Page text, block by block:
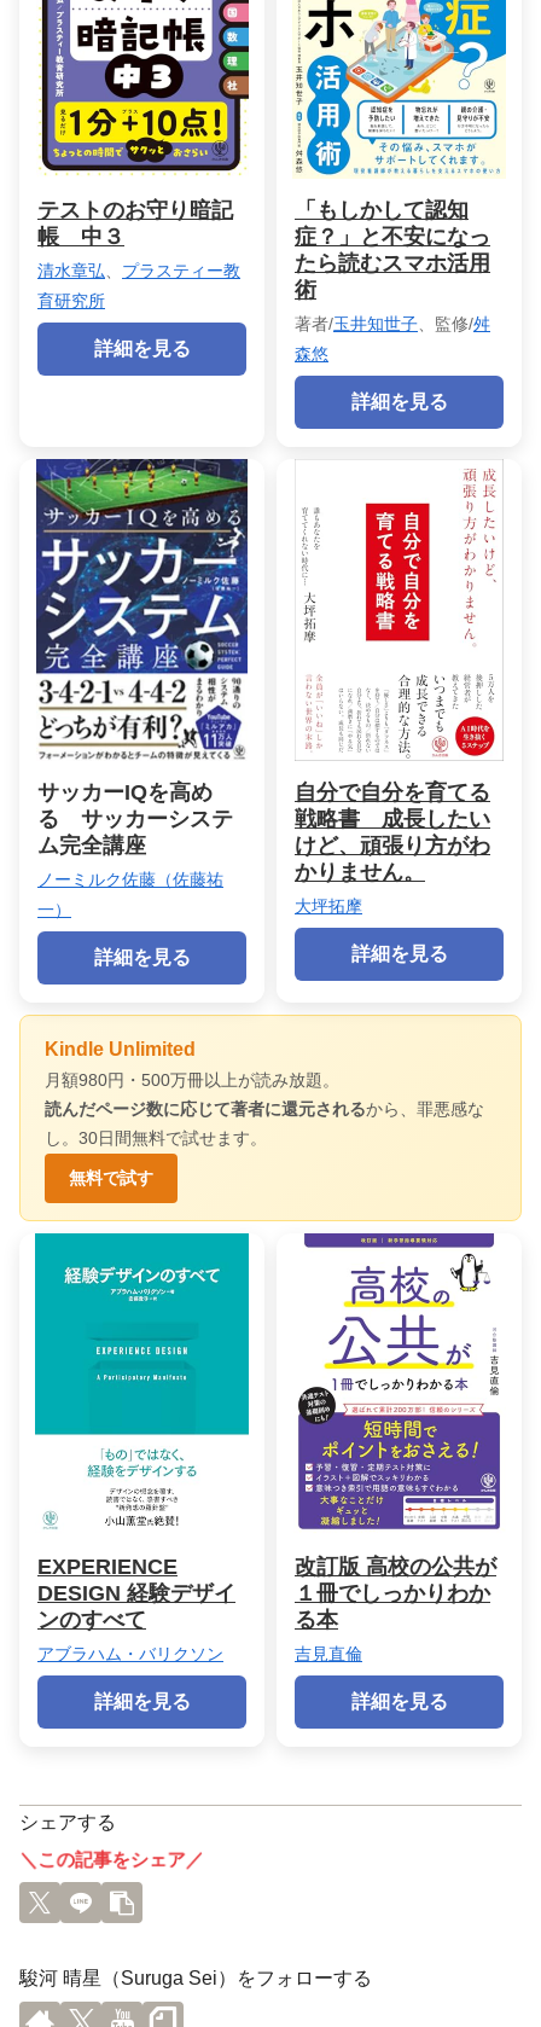
テストのお守り暗記
帳 中３
清水章弘
プラスティー教
育研究所
詳細を見る
「もしかして認知
症？」と不安になっ
たら読むスマホ活用
術
著者/玉井知世子 、監修/舛
森悠
詳細を見る
サッカーIQを高め
る サッカーシステ
ム完全講座
ノーミルク佐藤（佐藤祐
一）
詳細を見る
自分で自分を育てる
戦略書 成長したい
けど、頑張り方がわ
かりません。
大坪拓摩
詳細を見る
Kindle Unlimited
月額980円・500万冊以上が読み放題。
読んだページ数に応じて著者に還元されるから、罪悪感な
し。30日間無料で試せます。
無料で試す
EXPERIENCE
DESIGN 経験デザイ
ンのすべて
アブラハム・バリクソン
詳細を見る
改訂版 高校の公共が
１冊でしっかりわか
る本
吉見直倫
詳細を見る
シェアする
＼この記事をシェア／
駿河 晴星（Suruga Sei）をフォローする